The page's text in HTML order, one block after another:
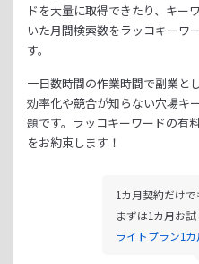
ドを大量に取得できたり、 キー
いた月間検索数をラッコキーワ
す。
一日数時間の作業時間で副業と
効率化や競合が知らない穴場キ
題です。 ラッコキーワードの有
をお約束します！
1カ月契約だけで
まずは1カ月お試
ライトプラン1